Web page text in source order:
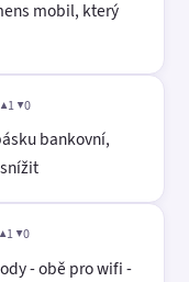
mobil, který
▲1 ▼0
bankovní,
▲1 ▼0
- obě pro wifi -